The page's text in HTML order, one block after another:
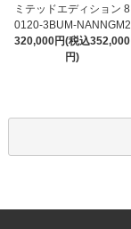
ミテッドエディション 8
0120-3BUM-NANNGM2
320,000円(税込352,000
円)